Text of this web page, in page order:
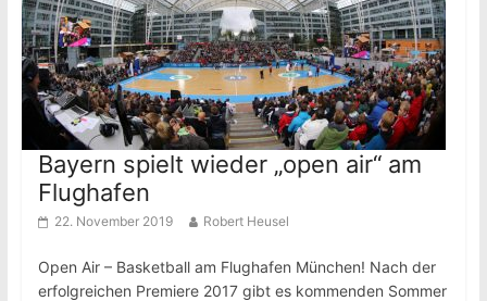
Bayern spielt wieder „open air“ am
Flughafen
22. November 2019 Robert Heusel
Open Air – Basketball am Flughafen München! Nach der
erfolgreichen Premiere 2017 gibt es kommenden Sommer